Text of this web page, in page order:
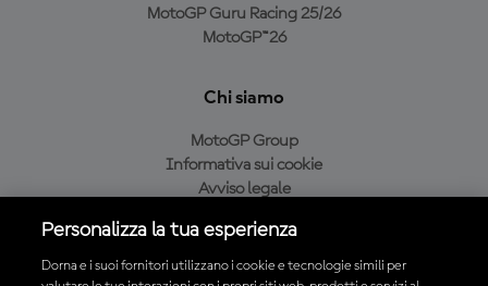
MotoGP Guru Racing 25/26
MotoGP™26
Chi siamo
MotoGP Group
Informativa sui cookie
Avviso legale
Condizioni di acquisto
Personalizza la tua esperienza
Dorna e i suoi fornitori utilizzano i cookie e tecnologie simili per